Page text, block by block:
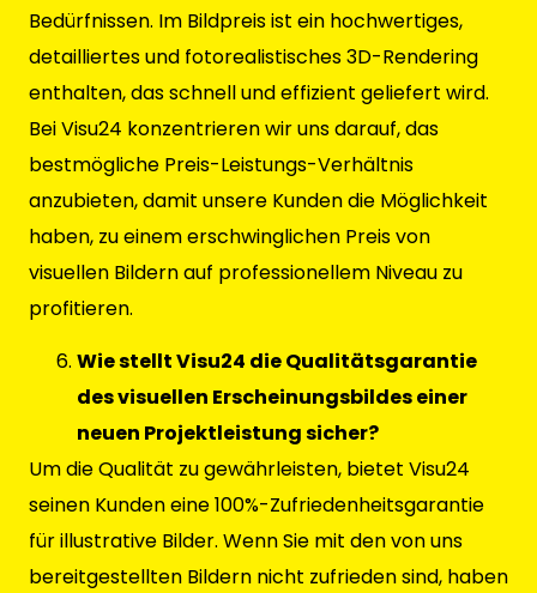
Bedürfnissen. Im Bildpreis ist ein hochwertiges,
detailliertes und fotorealistisches 3D-Rendering
enthalten, das schnell und effizient geliefert wird.
Bei Visu24 konzentrieren wir uns darauf, das
bestmögliche Preis-Leistungs-Verhältnis
anzubieten, damit unsere Kunden die Möglichkeit
haben, zu einem erschwinglichen Preis von
visuellen Bildern auf professionellem Niveau zu
profitieren.
Wie stellt Visu24 die Qualitätsgarantie
des visuellen Erscheinungsbildes einer
neuen Projektleistung sicher?
Um die Qualität zu gewährleisten, bietet Visu24
seinen Kunden eine 100%-Zufriedenheitsgarantie
für illustrative Bilder. Wenn Sie mit den von uns
bereitgestellten Bildern nicht zufrieden sind, haben